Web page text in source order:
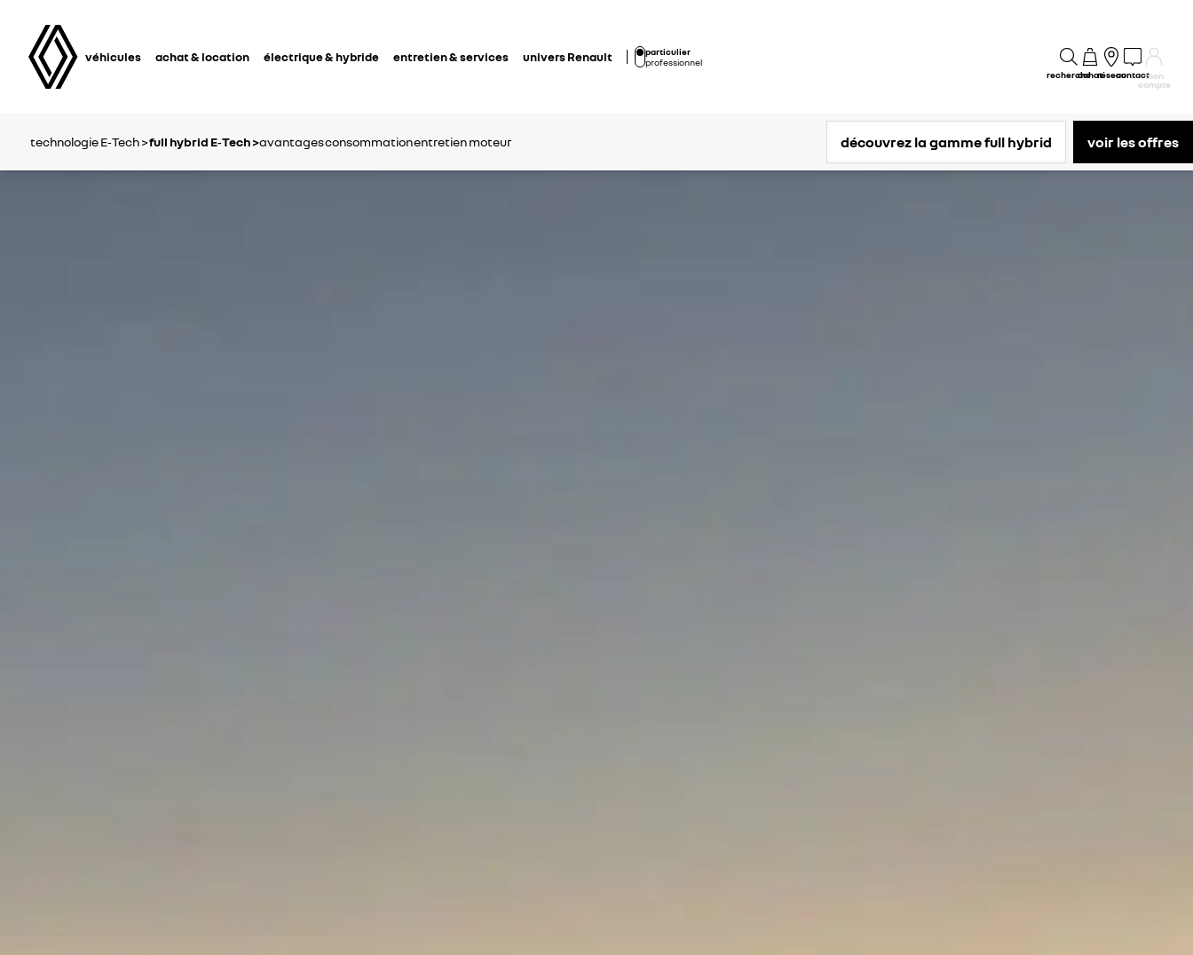
véhicules achat & location électrique & hybride entretien & services univers Renault
particulier
professionnel
rechercheachatréseaucontactmon
compte
technologie E‑Tech >full hybrid E‑Tech >avantagesconsommationentretienmoteur découvrez la gamme full hybrid voir les offres